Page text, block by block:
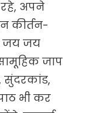
रहे, अपने
कीर्तन-
जय जय
जाप
सुंदरकांड,
भी कर